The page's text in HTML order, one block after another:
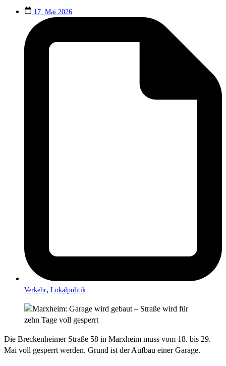
17. Mai 2026
Verkehr, Lokalpolitik
Die Breckenheimer Straße 58 in Marxheim muss vom 18. bis 29.
Mai voll gesperrt werden. Grund ist der Aufbau einer Garage.